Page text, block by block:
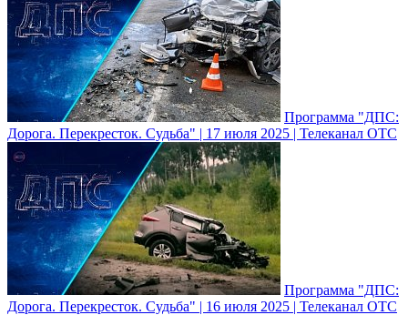
Программа "ДПС:
Дорога. Перекресток. Судьба" | 17 июля 2025 | Телеканал ОТС
Программа "ДПС:
Дорога. Перекресток. Судьба" | 16 июля 2025 | Телеканал ОТС